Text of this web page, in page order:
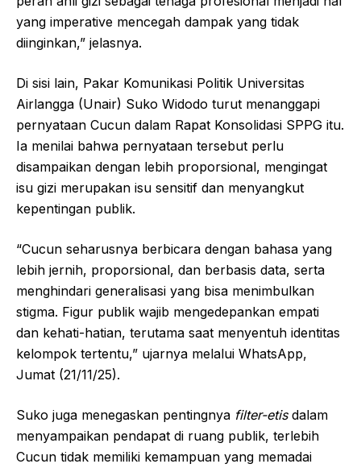
yang imperative mencegah dampak yang tidak
diinginkan,” jelasnya.
Di sisi lain, Pakar Komunikasi Politik Universitas
Airlangga (Unair) Suko Widodo turut menanggapi
pernyataan Cucun dalam Rapat Konsolidasi SPPG itu.
Ia menilai bahwa pernyataan tersebut perlu
disampaikan dengan lebih proporsional, mengingat
isu gizi merupakan isu sensitif dan menyangkut
kepentingan publik.
“Cucun seharusnya berbicara dengan bahasa yang
lebih jernih, proporsional, dan berbasis data, serta
menghindari generalisasi yang bisa menimbulkan
stigma. Figur publik wajib mengedepankan empati
dan kehati-hatian, terutama saat menyentuh identitas
kelompok tertentu,” ujarnya melalui WhatsApp,
Jumat (21/11/25).
Suko juga menegaskan pentingnya filter-etis dalam
menyampaikan pendapat di ruang publik, terlebih
Cucun tidak memiliki kemampuan yang memadai